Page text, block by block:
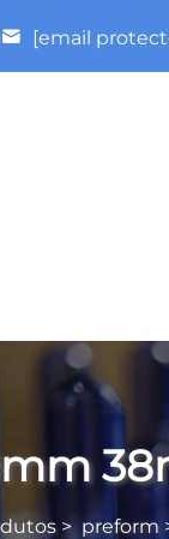
[email
>preform